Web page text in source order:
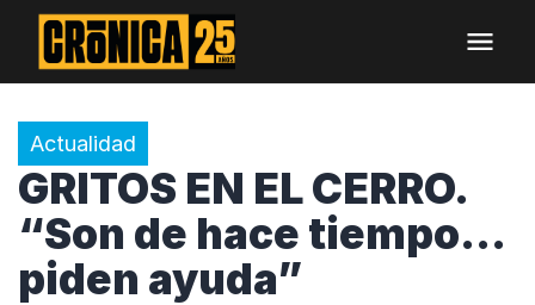
Actualidad
GRITOS EN EL CERRO.
“Son de hace tiempo...
piden ayuda”